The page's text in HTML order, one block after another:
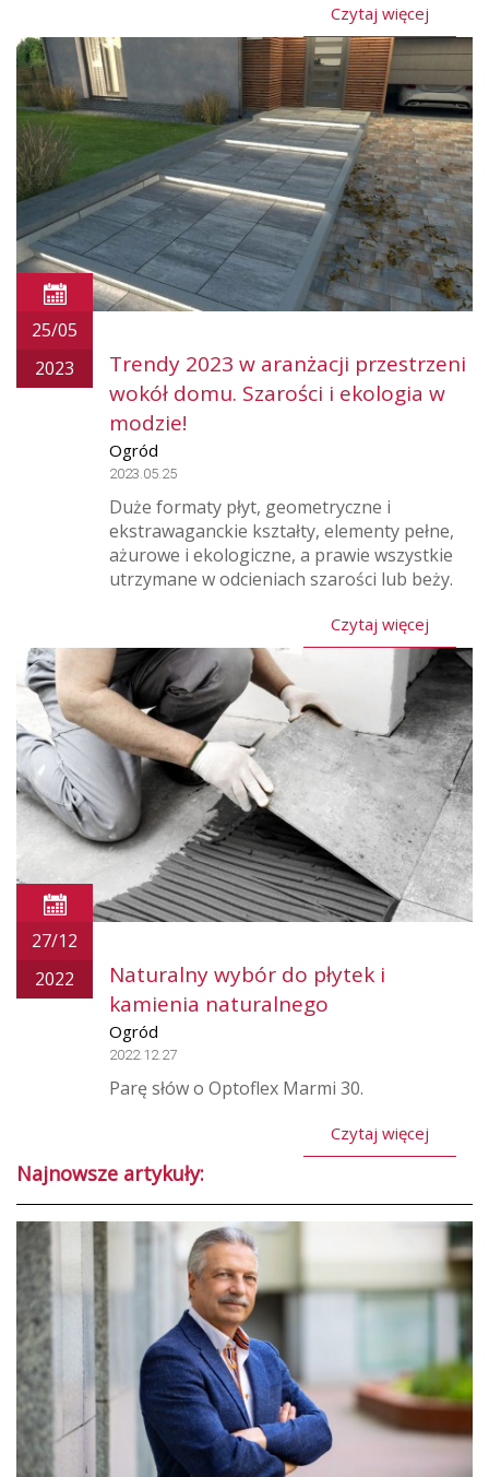
Czytaj więcej
25/05
2023
Trendy 2023 w aranżacji przestrzeni
wokół domu. Szarości i ekologia w
modzie!
Ogród
2023.05.25
Duże formaty płyt, geometryczne i
ekstrawaganckie kształty, elementy pełne,
ażurowe i ekologiczne, a prawie wszystkie
utrzymane w odcieniach szarości lub beży.
Czytaj więcej
27/12
2022
Naturalny wybór do płytek i
kamienia naturalnego
Ogród
2022.12.27
Parę słów o Optoflex Marmi 30.
Czytaj więcej
Najnowsze artykuły: